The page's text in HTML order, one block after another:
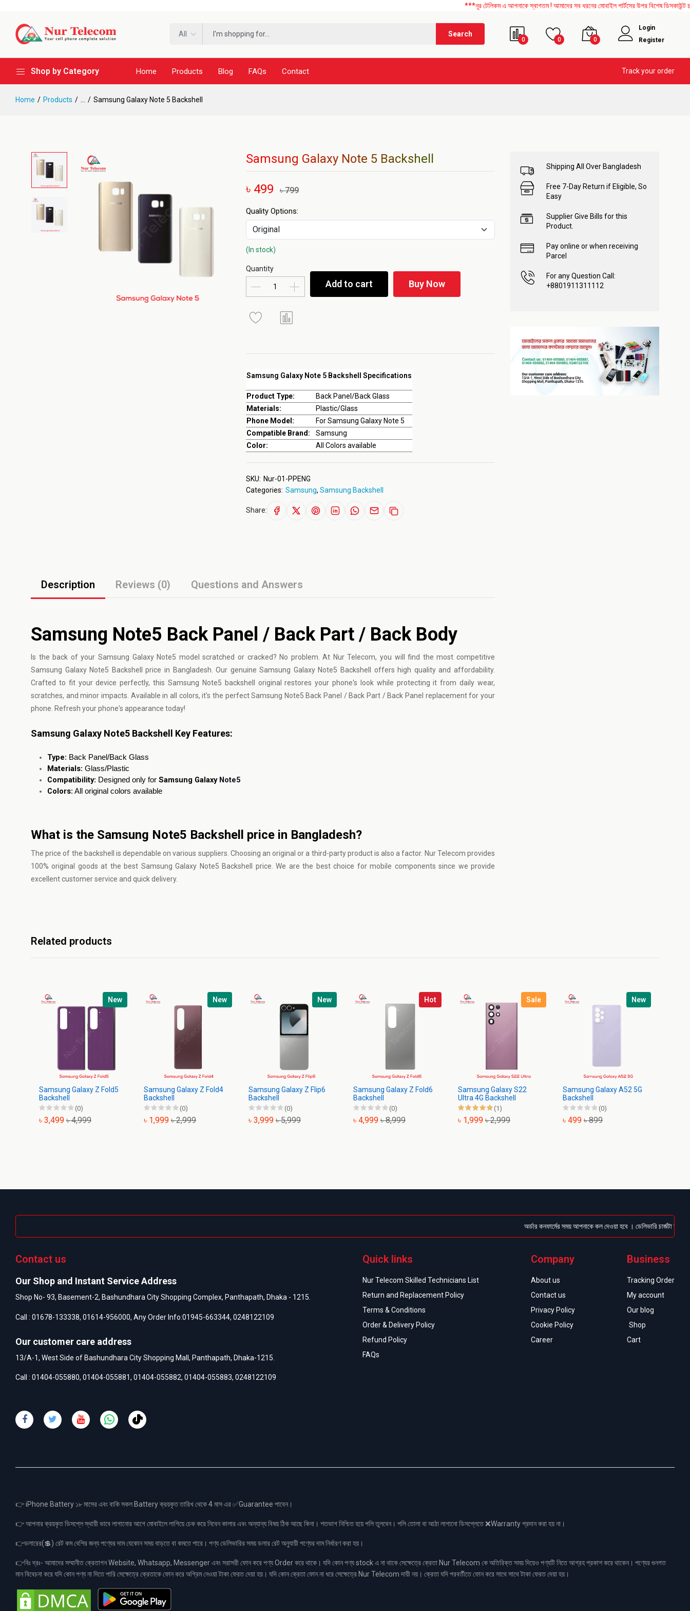
***নূর টেলিকম এ আপনাকে স্বাগতম ! আমাদের সব ধরনের মোবাইল পার্টসের উপর বিশেষ ডিসকাউন্ট
All Search
0 0 0
Login
Register
Shop by Category Home Products Blog FAQs Contact Track your order
Home Products Samsung Galaxy Note 5 Backshell
Samsung Galaxy Note 5 Backshell
৳ 499 ৳ 799
Samsung Galaxy Note 5 Backshell Specifications
Product Type:
Back Panel/Back Glass
Materials:
Plastic/Glass
Phone Model:
For Samsung Galaxy Note 5
Compatible Brand:
Samsung
Color:
All Colors available
Quality Options:
(In stock)
Quantity
Add to cart Buy Now
SKU: Nur-01-PPENG
Categories: Samsung, Samsung Backshell
Share:
Description Reviews (0) Questions and Answers
Samsung Note5 Back Panel / Back Part / Back Body
Is the back of your Samsung Galaxy Note5 model scratched or cracked? No problem. At Nur Telecom, you will find the most competitive
Samsung Galaxy Note5 Backshell price in Bangladesh. Our genuine Samsung Galaxy Note5 Backshell offers high quality and affordability.
Crafted to fit your device perfectly, this Samsung Note5 backshell original restores your phone's look while protecting it from daily wear,
scratches, and minor impacts. Available in all colors, it's the perfect Samsung Note5 Back Panel / Back Part / Back Panel replacement for your
phone. Refresh your phone's appearance today!
Samsung Galaxy Note5 Backshell Key Features:
Type: Back Panel/Back Glass
Materials: Glass/Plastic
Compatibility: Designed only for Samsung Galaxy Note5
Colors: All original colors available
What is the Samsung Note5 Backshell price in Bangladesh?
The price of the backshell is dependable on various suppliers. Choosing an original or a third-party product is also a factor. Nur Telecom provides
100% original goods at the best Samsung Galaxy Note5 Backshell price. We are the best choice for mobile components since we provide
excellent customer service and quick delivery.
Shipping All Over Bangladesh
Free 7-Day Return if Eligible, So
Easy
Supplier Give Bills for this
Product.
Pay online or when receiving
Parcel
For any Question Call:
+8801911311112
Related products
New
Samsung Galaxy Z Fold5
Backshell
(0)
৳ 3,499 ৳ 4,999
New
Samsung Galaxy Z Fold4
Backshell
(0)
৳ 1,999 ৳ 2,999
New
Samsung Galaxy Z Flip6
Backshell
(0)
৳ 3,999 ৳ 5,999
Hot
Samsung Galaxy Z Fold6
Backshell
(0)
৳ 4,999 ৳ 8,999
Sale
Samsung Galaxy S22
Ultra 4G Backshell
(1)
৳ 1,999 ৳ 2,999
New
Samsung Galaxy A52 5G
Backshell
(0)
৳ 499 ৳ 899
অর্ডার কনফার্মের সময় আপনাকে কল দেওয়া হবে । ডেলিভারি চার্জটা অগ্রিম
Contact us
Our Shop and Instant Service Address
Shop No- 93, Basement-2, Bashundhara City Shopping Complex, Panthapath, Dhaka - 1215.
Call : 01678-133338, 01614-956000, Any Order Info:01945-663344, 0248122109
Our customer care address
13/A-1, West Side of Bashundhara City Shopping Mall, Panthapath, Dhaka-1215.
Call : 01404-055880, 01404-055881, 01404-055882, 01404-055883, 0248122109
Quick links
Nur Telecom Skilled Technicians List
Return and Replacement Policy
Terms & Conditions
Order & Delivery Policy
Refund Policy
FAQs
Company
About us
Contact us
Privacy Policy
Cookie Policy
Career
Business
Tracking Order
My account
Our blog
Shop
Cart
👉 iPhone Battery ১৮ মাসের এবং বাকি সকল Battery ক্রয়কৃত তারিখ থেকে 4 মাস এর ✅Guarantee পাবেন।
👉 আপনার ক্রয়কৃত ডিসপ্লে স্থায়ী ভাবে লাগানোর আগে মোবাইলে লাগিয়ে চেক করে নিবেন কালার এবং অন্যান্য বিষয় ঠিক আছে কিনা। শতভাগ নিশ্চিত হয়ে পলি তুলবেন। পলি তোলা বা আঠা লাগানো ডিসপ্লেতে ❌Warranty প্রদান করা হয় না।
👉ডলারের(💲) রেট কম বেশির জন্য পণ্যের দাম যেকোন সময় বাড়তে বা কমতে পারে। পণ্য ডেলিভারির সময় ডলার রেট অনুযায়ী পণ্যের দাম নির্ধারণ করা হয়।
👉বিঃ দ্রঃ- আমাদের সম্মানীত ক্রেতাগন Website, Whatsapp, Messenger এবং সরাসরী ফোন করে পণ্য Order করে থাকে। যদি কোন পণ্য stock এ না থাকে সেক্ষেত্রে ক্রেতা Nur Telecom কে অতিরিক্ত সময় দিয়েও পণ্যটি নিতে আগ্রহ প্রকাশ করে থাকেন। পণ্যের গুনগত
মান বিবেচনা করে যদি কোন পণ্য না দিতে পারি সেক্ষেত্রে ক্রেতাকে ফোন করে অগ্রিম নেওয়া টাকা ফেরত দেয়া হয়। যদি কোন ক্রেতা ফোন না ধরে সেক্ষেত্রে Nur Telecom দায়ী নয়। ক্রেতা যদি পরবর্তীতে ফোন করে সাথে সাথে টাকা ফেরত দেয়া হয়।